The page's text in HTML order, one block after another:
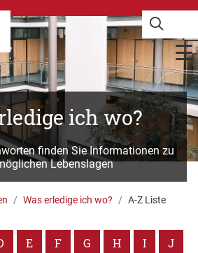
ich wo?
finden Sie Informationen zu
Lebenslagen
Was erledige ich wo? A-Z Liste
E F G H I
J